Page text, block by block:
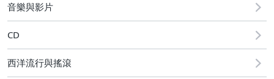
音樂與影片
CD
西洋流行與搖滾